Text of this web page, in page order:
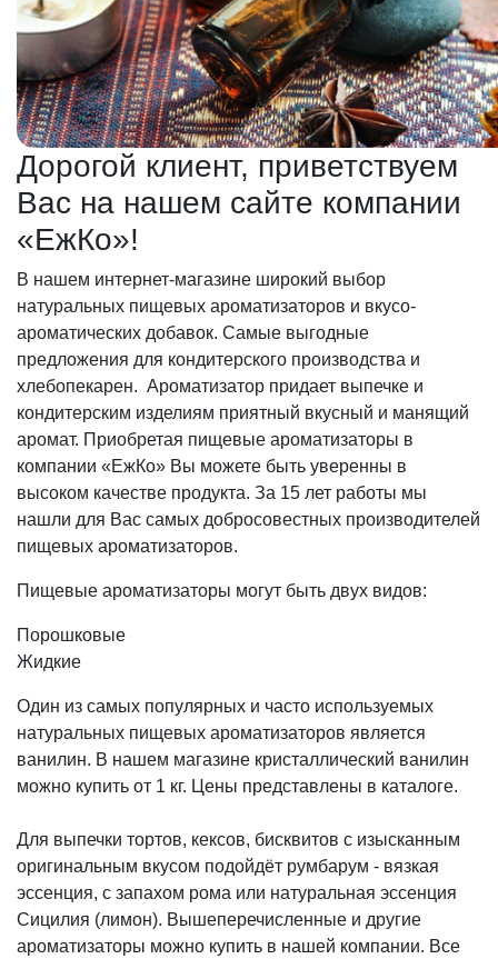
Дорогой клиент, приветствуем
Вас на нашем сайте компании
«ЕжКо»!
В нашем интернет-магазине широкий выбор
натуральных пищевых ароматизаторов и вкусо-
ароматических добавок. Самые выгодные
предложения для кондитерского производства и
хлебопекарен. Ароматизатор придает выпечке и
кондитерским изделиям приятный вкусный и манящий
аромат. Приобретая пищевые ароматизаторы в
компании «ЕжКо» Вы можете быть уверенны в
высоком качестве продукта. За 15 лет работы мы
нашли для Вас самых добросовестных производителей
пищевых ароматизаторов.
Пищевые ароматизаторы могут быть двух видов:
Порошковые
Жидкие
Один из самых популярных и часто используемых
натуральных пищевых ароматизаторов является
ванилин. В нашем магазине кристаллический ванилин
можно купить от 1 кг. Цены представлены в каталоге.
Для выпечки тортов, кексов, бисквитов с изысканным
оригинальным вкусом подойдёт румбарум - вязкая
эссенция, с запахом рома или натуральная эссенция
Сицилия (лимон). Вышеперечисленные и другие
ароматизаторы можно купить в нашей компании. Все